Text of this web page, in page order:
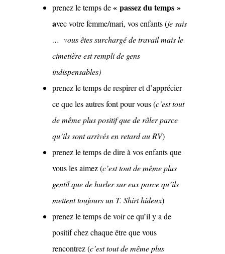
prenez le temps de« passez du temps »
avec votre femme/mari, vos enfants (je sais
… vous êtes surchargé de travail mais le
cimetière est rempli de gens
indispensables)
prenez le temps de respirer et d’apprécier
ce que les autres font pour vous (c’est tout
de même plus positif que de râler parce
qu’ils sont arrivés en retard au RV)
prenez le temps de dire à vos enfants que
vous les aimez (c’est tout de même plus
gentil que de hurler sur eux parce qu’ils
mettent toujours un T. Shirt hideux)
prenez le temps de voir ce qu’il y a de
positif chez chaque être que vous
rencontrez (c’est tout de même plus